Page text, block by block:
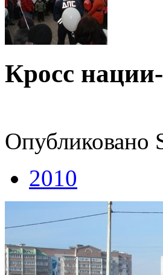
Кросс
Опубликовано
2010